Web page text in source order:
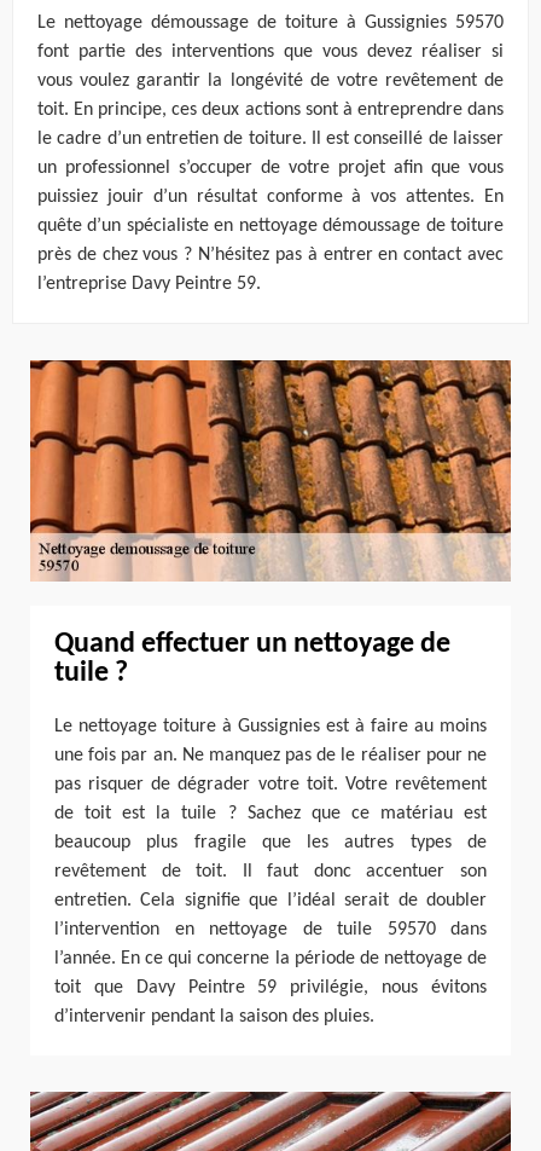
Le nettoyage démoussage de toiture à Gussignies 59570
font partie des interventions que vous devez réaliser si
vous voulez garantir la longévité de votre revêtement de
toit. En principe, ces deux actions sont à entreprendre dans
le cadre d’un entretien de toiture. Il est conseillé de laisser
un professionnel s’occuper de votre projet afin que vous
puissiez jouir d’un résultat conforme à vos attentes. En
quête d’un spécialiste en nettoyage démoussage de toiture
près de chez vous ? N’hésitez pas à entrer en contact avec
l’entreprise Davy Peintre 59.
Quand effectuer un nettoyage de
tuile ?
Le nettoyage toiture à Gussignies est à faire au moins
une fois par an. Ne manquez pas de le réaliser pour ne
pas risquer de dégrader votre toit. Votre revêtement
de toit est la tuile ? Sachez que ce matériau est
beaucoup plus fragile que les autres types de
revêtement de toit. Il faut donc accentuer son
entretien. Cela signifie que l’idéal serait de doubler
l’intervention en nettoyage de tuile 59570 dans
l’année. En ce qui concerne la période de nettoyage de
toit que Davy Peintre 59 privilégie, nous évitons
d’intervenir pendant la saison des pluies.